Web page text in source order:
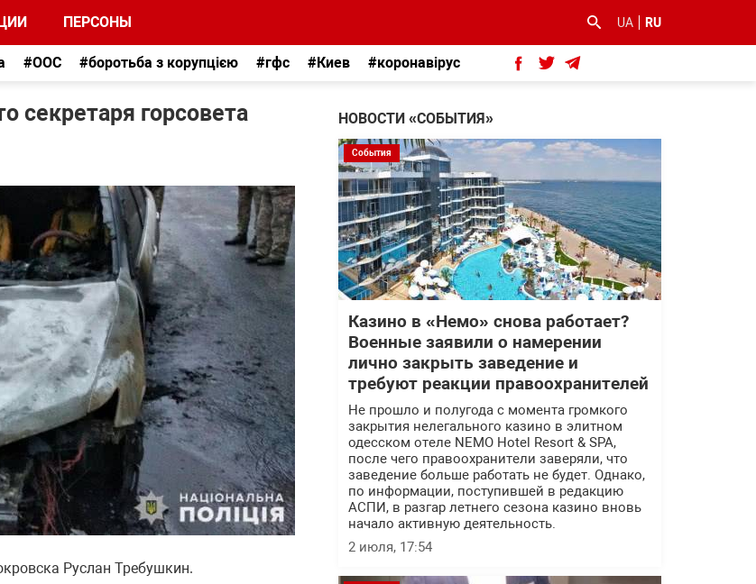
ПЕРСОНЫ UA RU
#ООС #боротьба з корупцією #гфс #Киев #коронавірус
секретаря горсовета
Руслан Требушкин.
НОВОСТИ «СОБЫТИЯ»
События
Казино в «Немо» снова работает?
Военные заявили о намерении
лично закрыть заведение и
требуют реакции правоохранителей
Не прошло и полугода с момента громкого
закрытия нелегального казино в элитном
одесском отеле NEMO Hotel Resort & SPA,
после чего правоохранители заверяли, что
заведение больше работать не будет. Однако,
по информации, поступившей в редакцию
АСПИ, в разгар летнего сезона казино вновь
начало активную деятельность.
2 июля, 17:54